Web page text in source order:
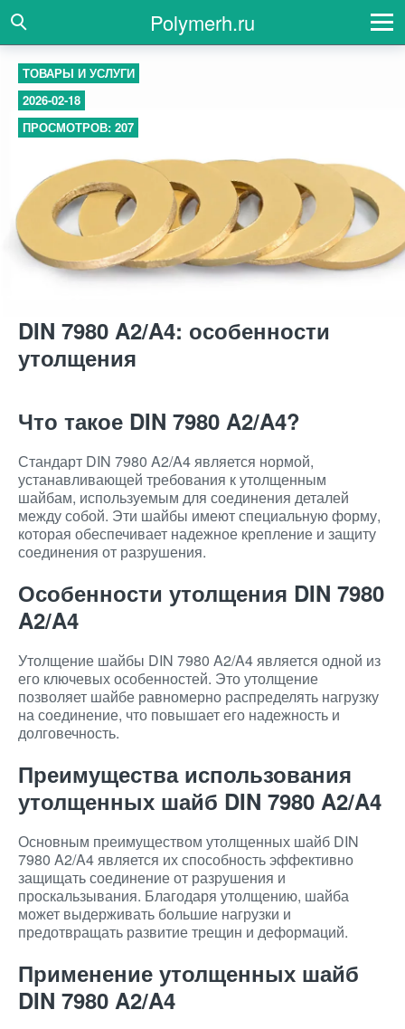
Polymerh.ru
ТОВАРЫ И УСЛУГИ
2026-02-18
ПРОСМОТРОВ: 207
DIN 7980 A2/A4: особенности
утолщения
Что такое DIN 7980 A2/A4?
Стандарт DIN 7980 A2/A4 является нормой,
устанавливающей требования к утолщенным
шайбам, используемым для соединения деталей
между собой. Эти шайбы имеют специальную форму,
которая обеспечивает надежное крепление и защиту
соединения от разрушения.
Особенности утолщения DIN 7980
A2/A4
Утолщение шайбы DIN 7980 A2/A4 является одной из
его ключевых особенностей. Это утолщение
позволяет шайбе равномерно распределять нагрузку
на соединение, что повышает его надежность и
долговечность.
Преимущества использования
утолщенных шайб DIN 7980 A2/A4
Основным преимуществом утолщенных шайб DIN
7980 A2/A4 является их способность эффективно
защищать соединение от разрушения и
проскальзывания. Благодаря утолщению, шайба
может выдерживать большие нагрузки и
предотвращать развитие трещин и деформаций.
Применение утолщенных шайб
DIN 7980 A2/A4